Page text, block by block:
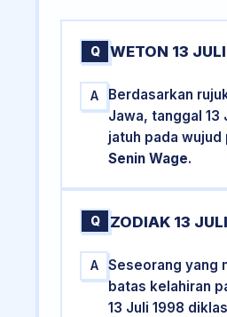
Q WETON 13
A
Berdasarkan
Jawa, tanggal 13
jatuh pada wujud
Senin Wage.
Q ZODIAK 13
A
Seseorang yang
batas kelahiran
13 Juli 1998